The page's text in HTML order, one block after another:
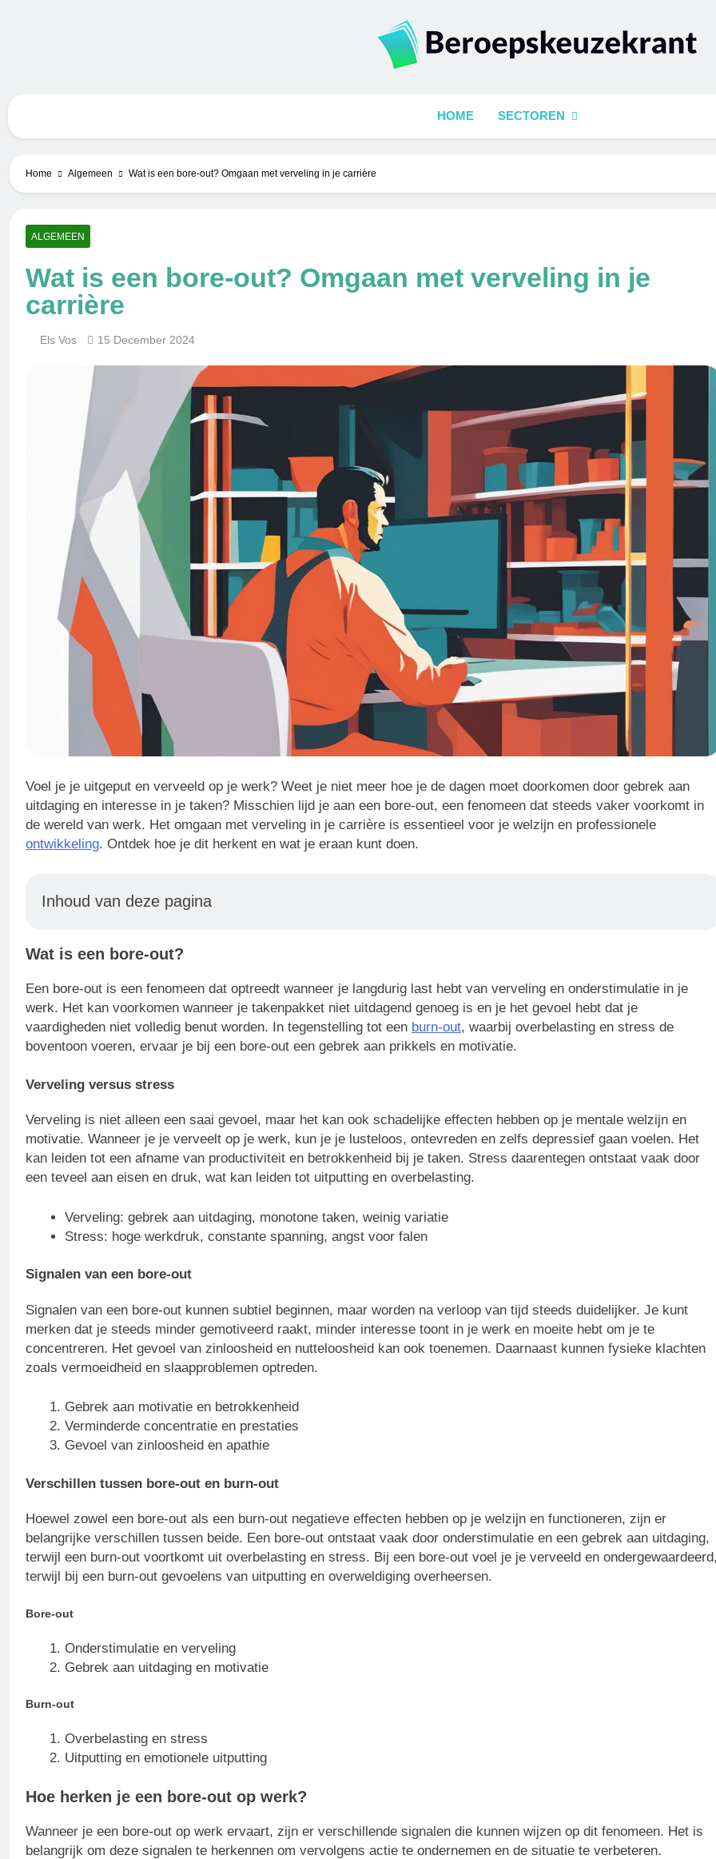
HOME SECTOREN
Home Algemeen Wat is een bore-out? Omgaan met verveling in je carrière
ALGEMEEN
Wat is een bore-out? Omgaan met verveling in je
carrière
Els Vos 15 December 2024
Voel je je uitgeput en verveeld op je werk? Weet je niet meer hoe je de dagen moet doorkomen door gebrek aan
uitdaging en interesse in je taken? Misschien lijd je aan een bore-out, een fenomeen dat steeds vaker voorkomt in
de wereld van werk. Het omgaan met verveling in je carrière is essentieel voor je welzijn en professionele
ontwikkeling. Ontdek hoe je dit herkent en wat je eraan kunt doen.
Inhoud van deze pagina
Wat is een bore-out?
Een bore-out is een fenomeen dat optreedt wanneer je langdurig last hebt van verveling en onderstimulatie in je
werk. Het kan voorkomen wanneer je takenpakket niet uitdagend genoeg is en je het gevoel hebt dat je
vaardigheden niet volledig benut worden. In tegenstelling tot een burn-out, waarbij overbelasting en stress de
boventoon voeren, ervaar je bij een bore-out een gebrek aan prikkels en motivatie.
Verveling versus stress
Verveling is niet alleen een saai gevoel, maar het kan ook schadelijke effecten hebben op je mentale welzijn en
motivatie. Wanneer je je verveelt op je werk, kun je je lusteloos, ontevreden en zelfs depressief gaan voelen. Het
kan leiden tot een afname van productiviteit en betrokkenheid bij je taken. Stress daarentegen ontstaat vaak door
een teveel aan eisen en druk, wat kan leiden tot uitputting en overbelasting.
Verveling: gebrek aan uitdaging, monotone taken, weinig variatie
Stress: hoge werkdruk, constante spanning, angst voor falen
Signalen van een bore-out
Signalen van een bore-out kunnen subtiel beginnen, maar worden na verloop van tijd steeds duidelijker. Je kunt
merken dat je steeds minder gemotiveerd raakt, minder interesse toont in je werk en moeite hebt om je te
concentreren. Het gevoel van zinloosheid en nutteloosheid kan ook toenemen. Daarnaast kunnen fysieke klachten
zoals vermoeidheid en slaapproblemen optreden.
Gebrek aan motivatie en betrokkenheid
Verminderde concentratie en prestaties
Gevoel van zinloosheid en apathie
Verschillen tussen bore-out en burn-out
Hoewel zowel een bore-out als een burn-out negatieve effecten hebben op je welzijn en functioneren, zijn er
belangrijke verschillen tussen beide. Een bore-out ontstaat vaak door onderstimulatie en een gebrek aan uitdaging,
terwijl een burn-out voortkomt uit overbelasting en stress. Bij een bore-out voel je je verveeld en
terwijl bij een burn-out gevoelens van uitputting en overweldiging overheersen.
Bore-out
Onderstimulatie en verveling
Gebrek aan uitdaging en motivatie
Burn-out
Overbelasting en stress
Uitputting en emotionele uitputting
Hoe herken je een bore-out op werk?
Wanneer je een bore-out op werk ervaart, zijn er verschillende signalen die kunnen wijzen op dit fenomeen. Het is
belangrijk om deze signalen te herkennen om vervolgens actie te ondernemen en de situatie te verbeteren.